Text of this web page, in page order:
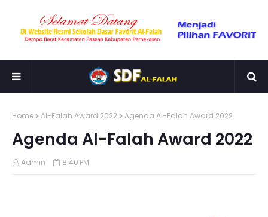
Home Al-Falah Award 2022 Agenda Al-Falah Award 2022
Agenda Al-Falah Award 2022
Admin 8:40 PM